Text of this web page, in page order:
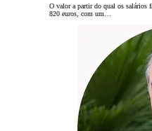
O valor a partir do qual os salários
820 euros, com um…